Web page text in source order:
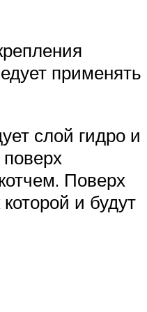
применять
слой гидро и
Поверх
и будут